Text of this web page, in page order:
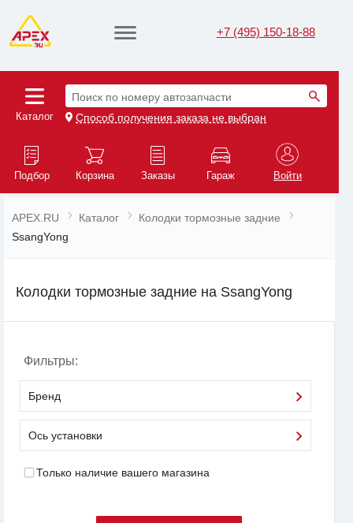
+7 (495) 150-18-88
Каталог
Поиск по номеру автозапчасти
Способ получения заказа не выбран
Подбор Корзина Заказы Гараж Войти
APEX.RU Каталог
Колодки тормозные задние
SsangYong
Колодки тормозные задние на SsangYong
Фильтры:
Бренд
Ось установки
Только наличие вашего магазина